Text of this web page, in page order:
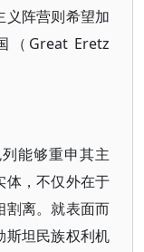
义阵营则希望加
（Great Eretz
能够重申其主
体，不仅外在于
割离。就表面而
斯坦民族权利机